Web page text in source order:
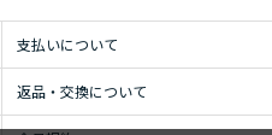
支払いについて
返品・交換について